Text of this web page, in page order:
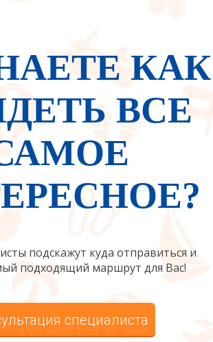
КАК
ВСЕ
подскажут куда отправиться и
подходящий маршрут для Вас!
специалиста